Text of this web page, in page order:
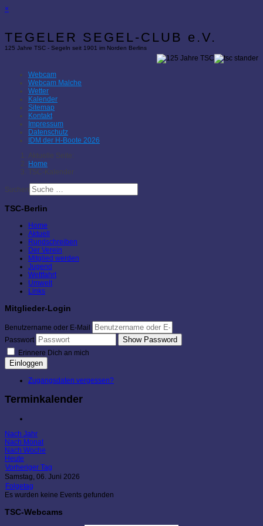
×
TEGELER SEGEL-CLUB e.V.
125 Jahre TSC - Segeln seit 1901 im Norden Berlins
Webcam
Webcam Malche
Wetter
Kalender
Sitemap
Kontakt
Impressum
Datenschutz
IDM der H-Boote 2026
Aktuelle Seite:
Home
TSC-Kalender
Suchen
TSC-Berlin
Home
Aktuell
Rundschreiben
Der Verein
Mitglied werden
Jugend
Wettfahrt
Umwelt
Links
Mitglieder-Login
Benutzername oder E-Mail
Passwort
Show Password
Erinnere Dich an mich
Einloggen
Zugangsdaten vergessen?
Terminkalender
Nach Jahr
Nach Monat
Nach Woche
Heute
Vorheriger Tag
Samstag, 06. Juni 2026
Folgetag
Es wurden keine Events gefunden
TSC-Webcams